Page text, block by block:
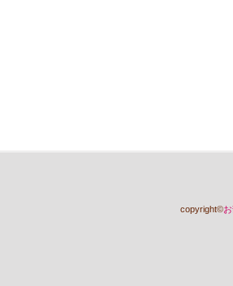
copyright©